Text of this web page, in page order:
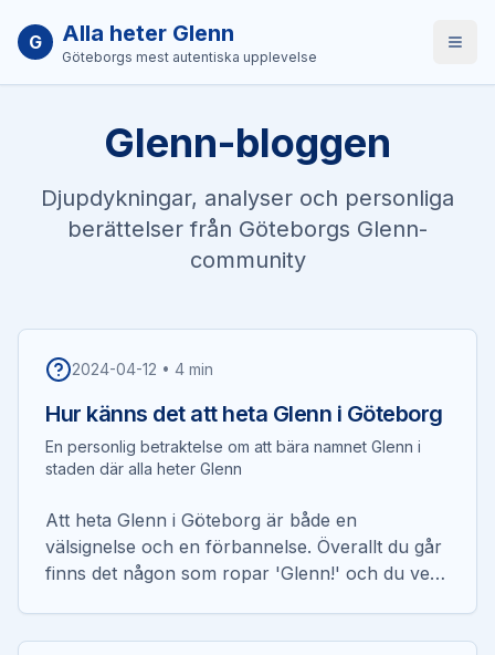
G Alla heter Glenn
Göteborgs mest autentiska upplevelse
Glenn-bloggen
Djupdykningar, analyser och personliga
berättelser från Göteborgs Glenn-
community
2024-04-12 • 4 min
Hur känns det att heta Glenn i Göteborg
En personlig betraktelse om att bära namnet Glenn i
staden där alla heter Glenn
Att heta Glenn i Göteborg är både en
välsignelse och en förbannelse. Överallt du går
finns det någon som ropar 'Glenn!' och du vet